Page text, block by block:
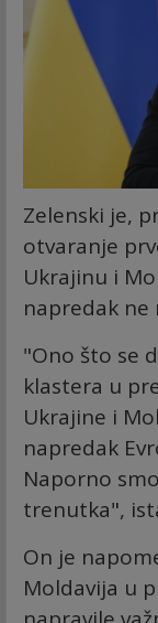
Zelenski je,
otvaranje
Ukrajinu i
napredak ne
"Ono što se
klastera u
Ukrajine i
napredak
Naporno
trenutka",
On je
Moldavija u